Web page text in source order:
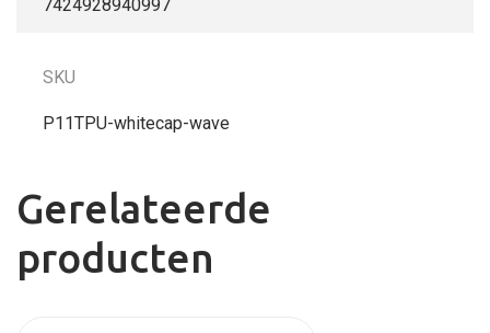
7424928940997
SKU
P11TPU-whitecap-wave
Gerelateerde
producten